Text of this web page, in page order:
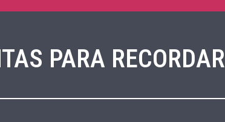
PARA RECORDAR